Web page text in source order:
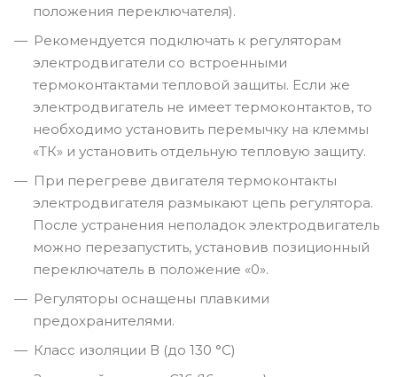
положения переключателя).
Рекомендуется подключать к регуляторам
электродвигатели со встроенными
термоконтактами тепловой защиты. Если же
электродвигатель не имеет термоконтактов, то
необходимо установить перемычку на клеммы
«ТК» и установить отдельную тепловую защиту.
При перегреве двигателя термоконтакты
электродвигателя размыкают цепь регулятора.
После устранения неполадок электродвигатель
можно перезапустить, установив позиционный
переключатель в положение «0».
Регуляторы оснащены плавкими
предохранителями.
Класс изоляции В (до 130 °С)